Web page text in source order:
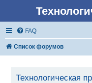
FAQ
Список форумов
Технологическая